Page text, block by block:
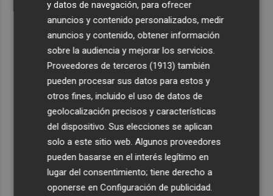
y datos de navegación, para ofrecer
anuncios y contenido personalizados, medir
anuncios y contenido, obtener información
sobre la audiencia y mejorar los servicios.
Proveedores de terceros (1913) también
pueden procesar sus datos para estos y
otros fines, incluido el uso de datos de
geolocalización precisos y características
del dispositivo. Sus elecciones se aplican
solo a este sitio web. Algunos proveedores
pueden basarse en el interés legítimo en
lugar del consentimiento; tiene derecho a
oponerse enConfiguración de publicidad